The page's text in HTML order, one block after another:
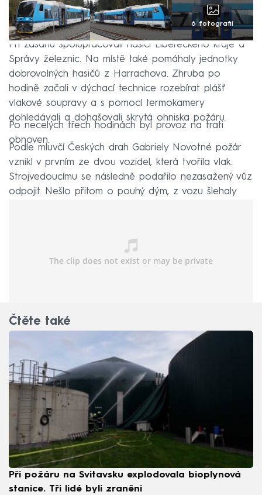
6 fotografií
Při zásahu spolupracovali hasiči Libereckého kraje a
Správy železnic. Na místě také pomáhaly jednotky
dobrovolných hasičů z Harrachova. Zhruba po
hodině začali v dýchací technice rozebírat plášť
vlakové soupravy a s pomocí termokamery
dohledávali a dohašovali skrytá ohniska požáru.
Po necelých třech hodinách byl provoz na trati
obnoven.
Podle mluvčí Českých drah Gabriely Novotné požár
vznikl v prvním ze dvou vozidel, která tvořila vlak.
Strojvedoucímu se následně podařilo nezasažený vůz
odpojit. Nešlo přitom o pouhý dým, z vozu šlehaly
Čtěte také
Při požáru na Svitavsku explodovala bioplynová
stanice. Tři lidé byli zraněni